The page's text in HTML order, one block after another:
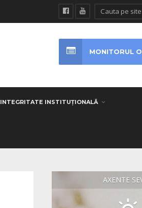
INTEGRITATE INSTITUȚIONALĂ
MONITORUL
AXENTE